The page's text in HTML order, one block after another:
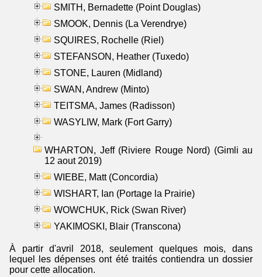
SMITH, Bernadette (Point Douglas)
SMOOK, Dennis (La Verendrye)
SQUIRES, Rochelle (Riel)
STEFANSON, Heather (Tuxedo)
STONE, Lauren (Midland)
SWAN, Andrew (Minto)
TEITSMA, James (Radisson)
WASYLIW, Mark (Fort Garry)
WHARTON, Jeff (Riviere Rouge Nord) (Gimli au
12 aout 2019)
WIEBE, Matt (Concordia)
WISHART, Ian (Portage la Prairie)
WOWCHUK, Rick (Swan River)
YAKIMOSKI, Blair (Transcona)
À partir d'avril 2018, seulement quelques mois, dans
lequel les dépenses ont été traités contiendra un dossier
pour cette allocation.